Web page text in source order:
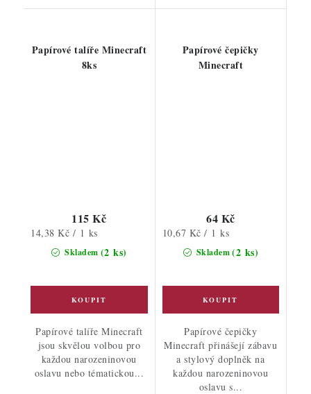
Papírové talíře Minecraft
8ks
Skladem (2 ks)
115 Kč
Měrná
14,38 Kč / 1 ks
Papírové talíře Minecraft
jsou skvělou volbou pro
každou narozeninovou
oslavu nebo tématickou...
Papírové čepičky
Minecraft
Skladem(2 ks)
64 Kč
Měrná
10,67 Kč / 1 ks
Papírové čepičky
Minecraft přinášejí zábavu
a stylový doplněk na
každou narozeninovou
oslavu s...